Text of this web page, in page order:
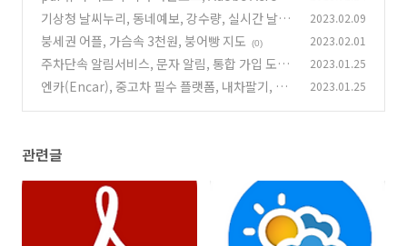
t Reader
(0)
기상청 날씨누리, 동네예보, 강수량, 실시간 날씨
알리미
(0)
2023.02.09
붕세권 어플, 가슴속 3천원, 붕어빵 지도 (0) 2023.02.01
주차단속 알림서비스, 문자 알림, 통합 가입 도우
미
(0)
2023.01.25
엔카(Encar), 중고차 필수 플랫폼, 내차팔기, 내
2023.01.25
관련글